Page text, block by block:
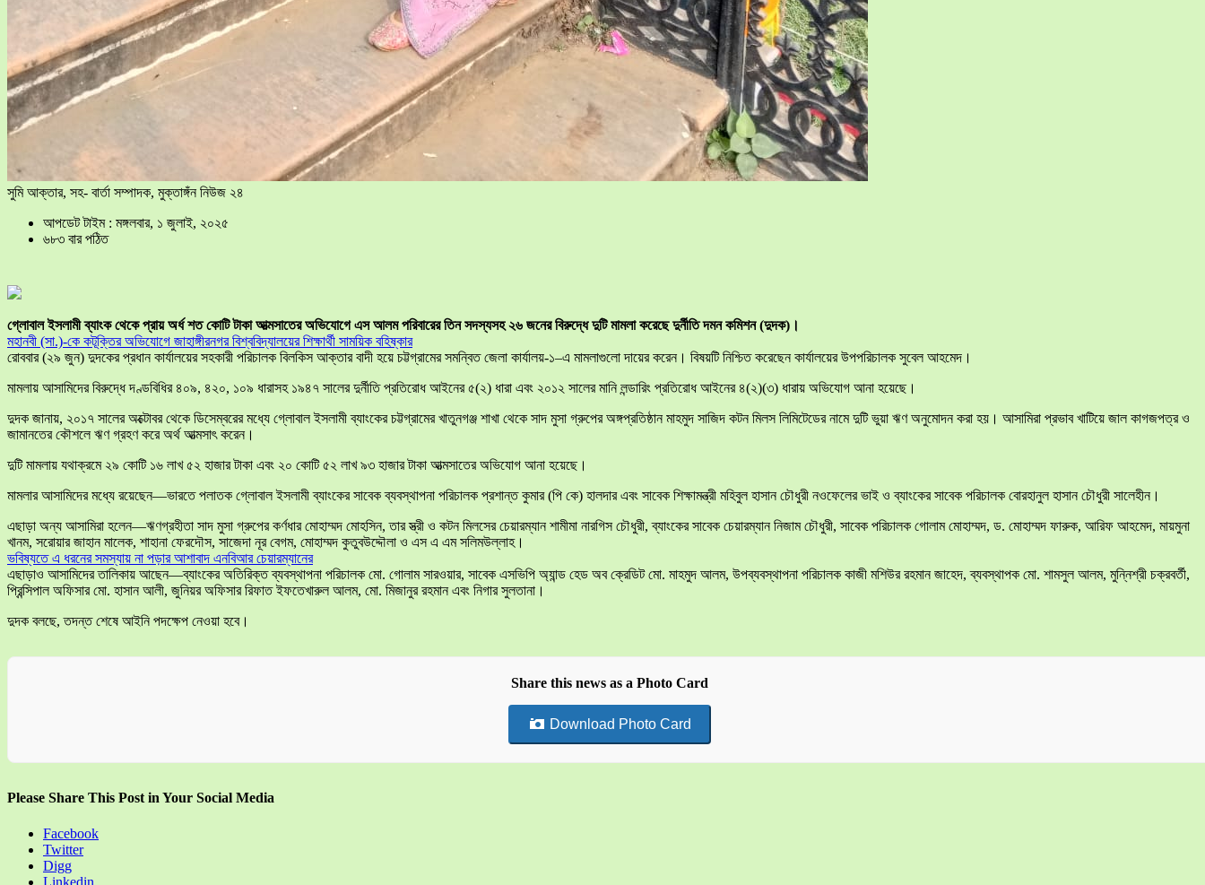
সুমি আক্তার, সহ- বার্তা সম্পাদক, মুক্তাঙ্গঁন নিউজ ২৪
আপডেট টাইম : মঙ্গলবার, ১ জুলাই, ২০২৫
৬৮৩ বার পঠিত
গ্লোবাল ইসলামী ব্যাংক থেকে প্রায় অর্ধ শত কোটি টাকা আত্মসাতের অভিযোগে এস আলম পরিবারের তিন সদস্যসহ ২৬ জনের বিরুদ্ধে দুটি মামলা করেছে দুর্নীতি দমন কমিশন (দুদক)।
মহানবী (সা.)-কে কটূক্তির অভিযোগে জাহাঙ্গীরনগর বিশ্ববিদ্যালয়ের শিক্ষার্থী সাময়িক বহিষ্কার
রোববার (২৯ জুন) দুদকের প্রধান কার্যালয়ের সহকারী পরিচালক বিলকিস আক্তার বাদী হয়ে চট্টগ্রামের সমন্বিত জেলা কার্যালয়-১–এ মামলাগুলো দায়ের করেন। বিষয়টি নিশ্চিত করেছেন কার্যালয়ের উপপরিচালক সুবেল আহমেদ।
মামলায় আসামিদের বিরুদ্ধে দণ্ডবিধির ৪০৯, ৪২০, ১০৯ ধারাসহ ১৯৪৭ সালের দুর্নীতি প্রতিরোধ আইনের ৫(২) ধারা এবং ২০১২ সালের মানি লন্ডারিং প্রতিরোধ আইনের ৪(২)(৩) ধারায় অভিযোগ আনা হয়েছে।
দুদক জানায়, ২০১৭ সালের অক্টোবর থেকে ডিসেম্বরের মধ্যে গ্লোবাল ইসলামী ব্যাংকের চট্টগ্রামের খাতুনগঞ্জ শাখা থেকে সাদ মুসা গ্রুপের অঙ্গপ্রতিষ্ঠান মাহমুদ সাজিদ কটন মিলস লিমিটেডের নামে দুটি ভুয়া ঋণ অনুমোদন করা হয়। আসামিরা প্রভাব খাটিয়ে জাল কাগজপত্র ও
জামানতের কৌশলে ঋণ গ্রহণ করে অর্থ আত্মসাৎ করেন।
দুটি মামলায় যথাক্রমে ২৯ কোটি ১৬ লাখ ৫২ হাজার টাকা এবং ২০ কোটি ৫২ লাখ ৯৩ হাজার টাকা আত্মসাতের অভিযোগ আনা হয়েছে।
মামলার আসামিদের মধ্যে রয়েছেন—ভারতে পলাতক গ্লোবাল ইসলামী ব্যাংকের সাবেক ব্যবস্থাপনা পরিচালক প্রশান্ত কুমার (পি কে) হালদার এবং সাবেক শিক্ষামন্ত্রী মহিবুল হাসান চৌধুরী নওফেলের ভাই ও ব্যাংকের সাবেক পরিচালক বোরহানুল হাসান চৌধুরী সালেহীন।
এছাড়া অন্য আসামিরা হলেন—ঋণগ্রহীতা সাদ মুসা গ্রুপের কর্ণধার মোহাম্মদ মোহসিন, তার স্ত্রী ও কটন মিলসের চেয়ারম্যান শামীমা নারগিস চৌধুরী, ব্যাংকের সাবেক চেয়ারম্যান নিজাম চৌধুরী, সাবেক পরিচালক গোলাম মোহাম্মদ, ড. মোহাম্মদ ফারুক, আরিফ আহমেদ, মায়মুনা
খানম, সরোয়ার জাহান মালেক, শাহানা ফেরদৌস, সাজেদা নূর বেগম, মোহাম্মদ কুতুবউদ্দৌলা ও এস এ এম সলিমউল্লাহ।
ভবিষ্যতে এ ধরনের সমস্যায় না পড়ার আশাবাদ এনবিআর চেয়ারম্যানের
এছাড়াও আসামিদের তালিকায় আছেন—ব্যাংকের অতিরিক্ত ব্যবস্থাপনা পরিচালক মো. গোলাম সারওয়ার, সাবেক এসভিপি অ্যান্ড হেড অব ক্রেডিট মো. মাহমুদ আলম, উপব্যবস্থাপনা পরিচালক কাজী মশিউর রহমান জাহেদ, ব্যবস্থাপক মো. শামসুল আলম, মুন্নিশ্রী চক্রবর্তী,
প্রিন্সিপাল অফিসার মো. হাসান আলী, জুনিয়র অফিসার রিফাত ইফতেখারুল আলম, মো. মিজানুর রহমান এবং নিগার সুলতানা।
দুদক বলছে, তদন্ত শেষে আইনি পদক্ষেপ নেওয়া হবে।
Share this news as a Photo Card
Download Photo Card
Please Share This Post in Your Social Media
Facebook
Twitter
Digg
Linkedin